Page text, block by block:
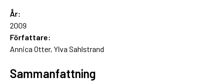
År:
2009
Författare:
Annica Otter, Ylva Sahlstrand
Sammanfattning